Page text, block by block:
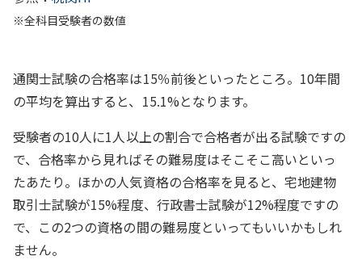
※全科目受験者の数値
通関士試験の合格率は15％前後といったところ。10年間
の平均を算出すると、15.1%となります。
受験者の10人に1人以上の割合で合格者が出る試験ですの
で、合格率から見ればその難易度はそこそこ高いといっ
たあたり。ほかの人気資格の合格率を見ると、宅地建物
取引士試験が15%程度、行政書士試験が12%程度ですの
で、この2つの資格の間の難易度といってもいいかもしれ
ません。